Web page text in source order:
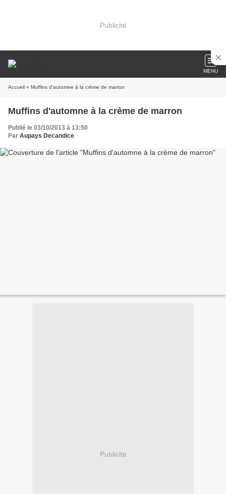
Publicité
MENU
Accueil » Muffins d'automne à la crème de marron
Muffins d'automne à la crème de marron
Publié le 03/10/2013 à 13:50
Par Aupays Decandice
Publicité